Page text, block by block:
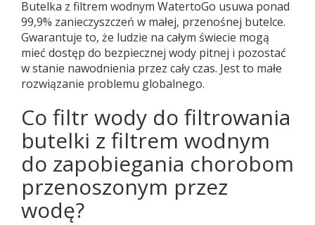
Butelka z filtrem wodnym WatertoGo usuwa ponad
99,9% zanieczyszczeń w małej, przenośnej butelce.
Gwarantuje to, że ludzie na całym świecie mogą
mieć dostęp do bezpiecznej wody pitnej i pozostać
w stanie nawodnienia przez cały czas. Jest to małe
rozwiązanie problemu globalnego.
Co filtr wody do filtrowania
butelki z filtrem wodnym
do zapobiegania chorobom
przenoszonym przez
wodę?